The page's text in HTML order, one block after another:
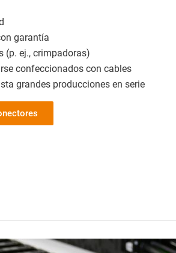
garantía
(p. ej., crimpadoras)
confeccionados con cables
grandes producciones en serie